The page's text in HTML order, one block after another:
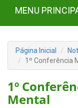
MENU
Página Inicial
1º Conferência
1º
Mental